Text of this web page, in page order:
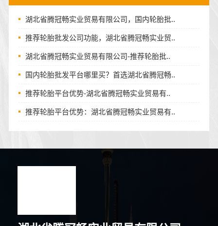
湖北省腾冠畅实业贸易有限公司，国内轮胎批..
推荐轮胎批发公司功能，湖北省腾冠畅实业贸..
湖北省腾冠畅实业贸易有限公司-推荐轮胎批..
国内轮胎批发平台哪里买？首选湖北省腾冠畅..
推荐轮胎平台优势-湖北省腾冠畅实业贸易有..
推荐轮胎平台优势：湖北省腾冠畅实业贸易有..